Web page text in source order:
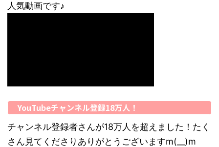
人気動画です♪
YouTubeチャンネル登録18万人！
チャンネル登録者さんが18万人を超えました！たく
さん見てくださりありがとうございますm(__)m